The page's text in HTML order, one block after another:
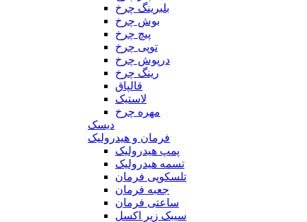
بلبرینگ چرخ
بوش چرخ
پیچ چرخ
توپی چرخ
درپوش چرخ
رینگ چرخ
قالپاق
لاستیک
مهره چرخ
دیسک
فرمان و هیدرولیک
پمپ هیدرولیک
تسمه هیدرولیک
تلسکوپی فرمان
جعبه فرمان
ساعتی فرمان
سیبک زیر اکسل